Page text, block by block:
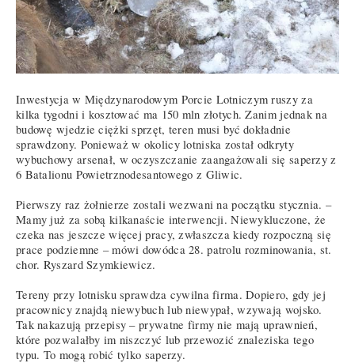
Inwestycja w Międzynarodowym Porcie Lotniczym ruszy za
kilka tygodni i kosztować ma 150 mln złotych. Zanim jednak na
budowę wjedzie ciężki sprzęt, teren musi być dokładnie
sprawdzony. Ponieważ w okolicy lotniska został odkryty
wybuchowy arsenał, w oczyszczanie zaangażowali się saperzy z
6 Batalionu Powietrznodesantowego z Gliwic.
Pierwszy raz żołnierze zostali wezwani na początku stycznia. –
Mamy już za sobą kilkanaście interwencji. Niewykluczone, że
czeka nas jeszcze więcej pracy, zwłaszcza kiedy rozpoczną się
prace podziemne – mówi dowódca 28. patrolu rozminowania, st.
chor. Ryszard Szymkiewicz.
Tereny przy lotnisku sprawdza cywilna firma. Dopiero, gdy jej
pracownicy znajdą niewybuch lub niewypał, wzywają wojsko.
Tak nakazują przepisy – prywatne firmy nie mają uprawnień,
które pozwalałby im niszczyć lub przewozić znaleziska tego
typu. To mogą robić tylko saperzy.